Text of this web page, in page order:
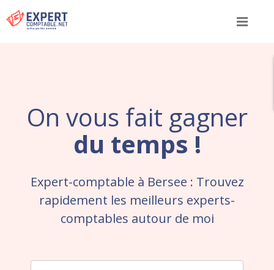
Menu
On vous fait gagner
du temps !
Expert-comptable à Bersee : Trouvez
rapidement les meilleurs experts-
comptables autour de moi